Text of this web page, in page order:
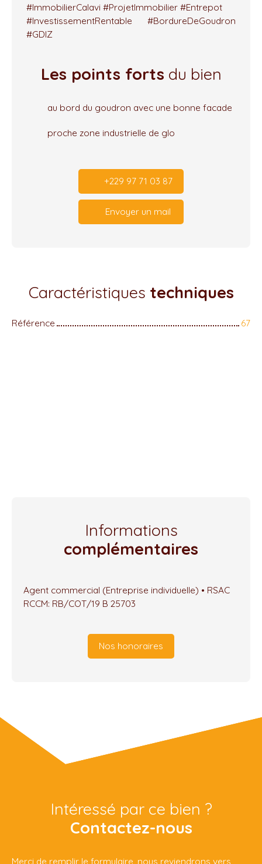
#ImmobilierCalavi #ProjetImmobilier #Entrepot
#InvestissementRentable #BordureDeGoudron
#GDIZ
Les points forts du bien
au bord du goudron avec une bonne facade
proche zone industrielle de glo
+229 97 71 03 87
Envoyer un mail
Caractéristiques techniques
Référence 67
Informations
complémentaires
Agent commercial (Entreprise individuelle) • RSAC
RCCM: RB/COT/19 B 25703
Nos honoraires
Intéressé par ce bien ?
Contactez-nous
Merci de remplir le formulaire, nous reviendrons vers